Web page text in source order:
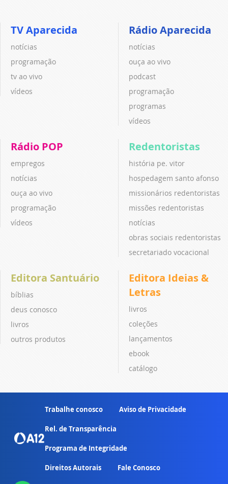
TV Aparecida
notícias
programação
tv ao vivo
vídeos
Rádio Aparecida
notícias
ouça ao vivo
podcast
programação
programas
vídeos
Rádio POP
empregos
notícias
ouça ao vivo
programação
vídeos
Redentoristas
história pe. vitor
hospedagem santo afonso
missionários redentoristas
missões redentoristas
notícias
obras sociais redentoristas
secretariado vocacional
Editora Santuário
bíblias
deus conosco
livros
outros produtos
Editora Ideias &
Letras
livros
coleções
lançamentos
ebook
catálogo
Trabalhe conosco Aviso de Privacidade
Rel. de Transparência
Programa de Integridade
Direitos Autorais Fale Conosco